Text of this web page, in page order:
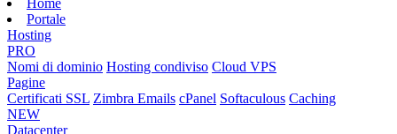
Home
Portale
Hosting
PRO
Nomi di dominio Hosting condiviso Cloud VPS
Pagine
Certificati SSL Zimbra Emails cPanel Softaculous Caching
NEW
Datacenter